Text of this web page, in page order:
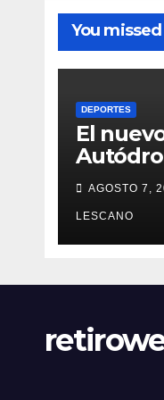
You missed
DEPORTES
El
ya está
sueña
tener
AGOSTO 7,
LESCANO